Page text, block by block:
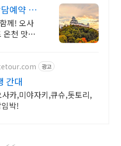
예약 일
투어
께! 오사
온천 맛집
광고
간대
카,미야자키,큐슈,돗토리,
박!